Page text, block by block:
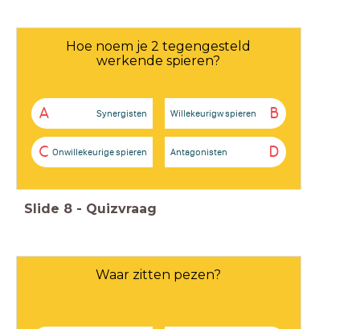
Hoe noem je 2 tegengesteld
werkende spieren?
A Synergisten B
Willekeurigw spieren
C Onwillekeurige spieren D
Antagonisten
Slide 8 - Quizvraag
Waar zitten pezen?